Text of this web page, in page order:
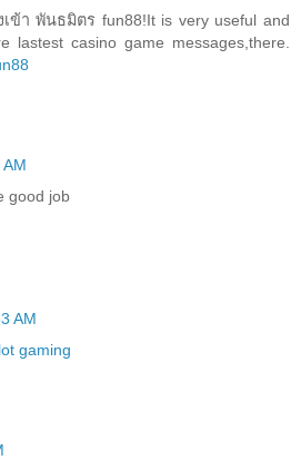
เข้า พันธมิตร fun88!It is very useful and
lastest casino game messages,there.
good job
AM
gaming